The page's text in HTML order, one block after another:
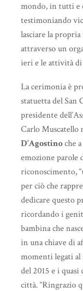
mondo, in tutti e
testimoniando
lasciare la
attraverso un
ieri e le attività di
La cerimonia è
statuetta del San
presidente
Carlo Muscatello
D’Agostinoche a
emozione parole
riconoscimento,
per ciò che
dedicare questo
ricordando i
bambina che
in una chiave di
momenti legati
del 2015 e i
città. “Ringrazio